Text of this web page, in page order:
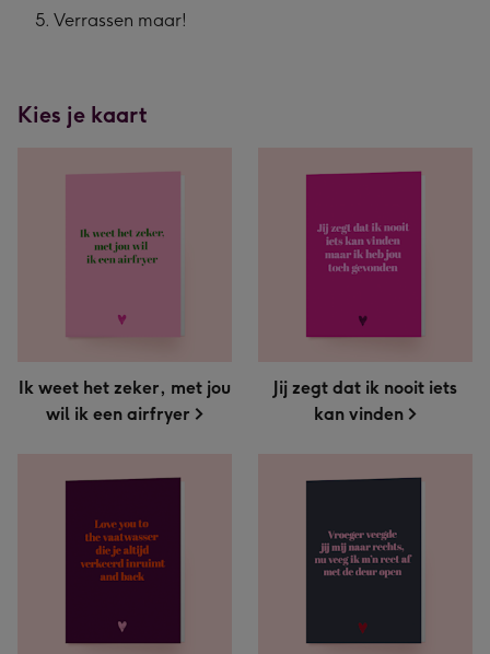
Verrassen maar!
Kies je kaart
Ik weet het zeker, met jou
wil ik een airfryer
Jij zegt dat ik nooit iets
kan vinden